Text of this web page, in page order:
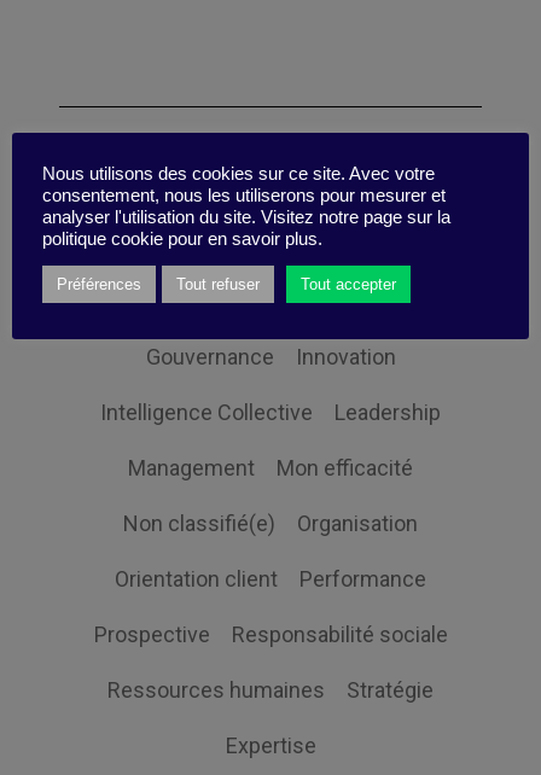
Catégories
Changement Digital
Economie et société Globalisation
Gouvernance Innovation
Intelligence Collective Leadership
Management Mon efficacité
Non classifié(e) Organisation
Orientation client Performance
Prospective Responsabilité sociale
Ressources humaines Stratégie
Expertise
Nous utilisons des cookies sur ce site. Avec votre
consentement, nous les utiliserons pour mesurer et
analyser l'utilisation du site. Visitez notre page sur la
politique cookie pour en savoir plus.
Préférences Tout refuser Tout accepter